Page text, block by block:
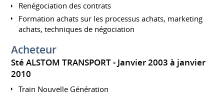
Renégociation des contrats
Formation achats sur les processus achats, marketing
achats, techniques de négociation
Acheteur
Sté ALSTOM TRANSPORT
Janvier 2003 à janvier
2010
Train Nouvelle Génération